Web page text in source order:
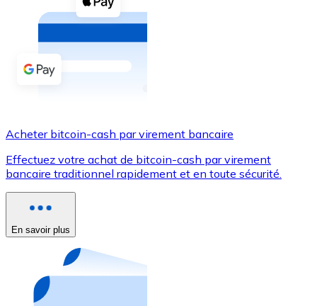
Achetez des cryptomonnaies en espèces et d'autres
Acheter avec espèces
Virement SEPA
Utilisez les cartes Visa et Mastercard pour acheter
Acheter avec carte
Nouveau
Achetez des cartes-cadeaux de vos marques
Aller à la boutique de cartes-cadeaux
Acheter bitcoin-cash par virement bancaire
Effectuez votre achat de bitcoin-cash par virement
bancaire traditionnel rapidement et en toute sécurité.
En savoir plus